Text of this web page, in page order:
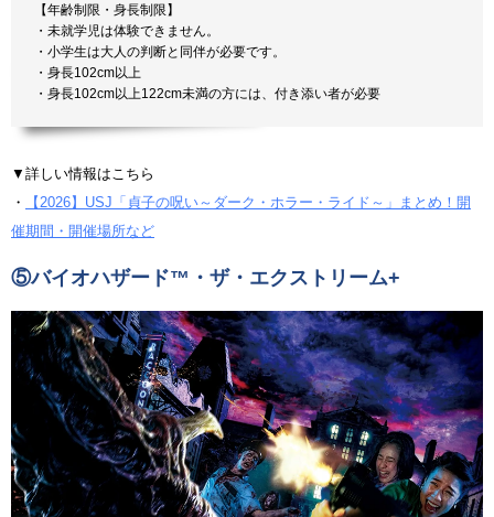
【年齢制限・身長制限】
・未就学児は体験できません。
・小学生は大人の判断と同伴が必要です。
・身長102cm以上
・身長102cm以上122cm未満の方には、付き添い者が必要
▼詳しい情報はこちら
・
【2026】USJ「貞子の呪い～ダーク・ホラー・ライド～」まとめ！開
催期間・開催場所など
⑤バイオハザード™・ザ・エクストリーム+